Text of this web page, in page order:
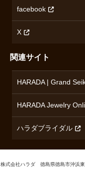
ロンジン
チューダー
ブランド一覧を見る
無断転載・商用利用に
コンテンツ制作ポリシ
facebook
X
関連サイト
HARADA | Grand
HARADA Jewelry
ハラダブライダル
株式会社ハラダ 徳島県徳島市沖浜